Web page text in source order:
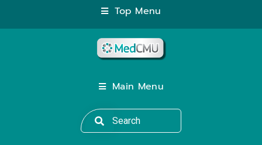
Top Menu
Main Menu